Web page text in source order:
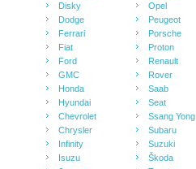
Disky
Dodge
Ferrari
Fiat
Ford
GMC
Honda
Hyundai
Chevrolet
Chrysler
Infinity
Isuzu
Opel
Peugeot
Porsche
Proton
Renault
Rover
Saab
Seat
Ssang Yong
Subaru
Suzuki
Škoda